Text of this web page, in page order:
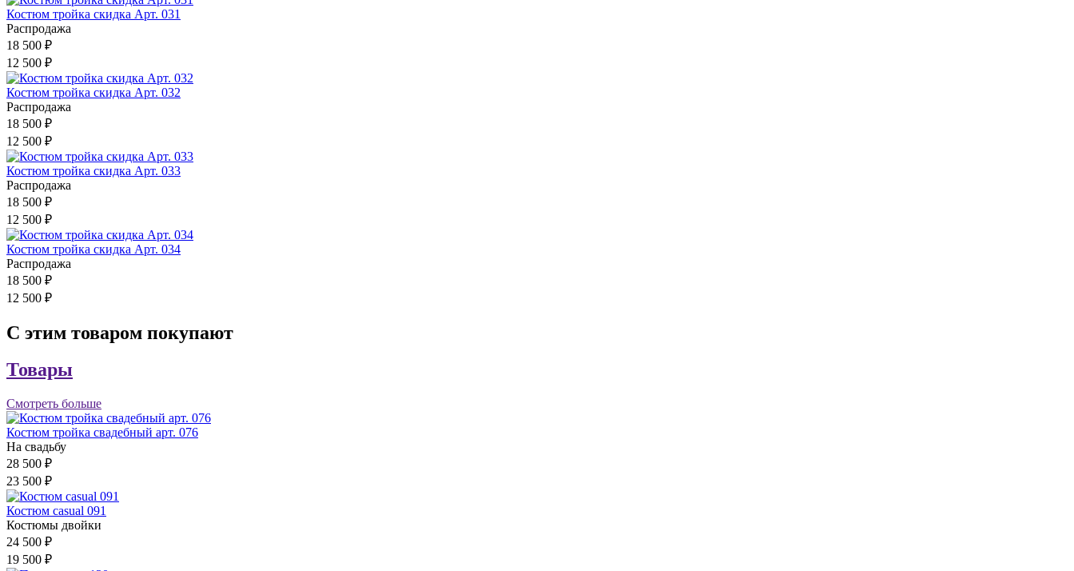
Костюм тройка скидка Арт. 031
Распродажа
18 500 ₽
12 500 ₽
Костюм тройка скидка Арт. 032
Распродажа
18 500 ₽
12 500 ₽
Костюм тройка скидка Арт. 033
Распродажа
18 500 ₽
12 500 ₽
Костюм тройка скидка Арт. 034
Распродажа
18 500 ₽
12 500 ₽
С этим товаром покупают
Товары
Смотреть больше
Костюм тройка свадебный арт. 076
На свадьбу
28 500 ₽
23 500 ₽
Костюм casual 091
Костюмы двойки
24 500 ₽
19 500 ₽